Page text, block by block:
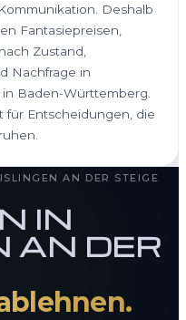
Deshalb
Fantasiepreisen,
Zustand,
Nachfrage in
Baden-Württemberg.
für Entscheidungen, die
AN DER STEIGE
IN
AN DER